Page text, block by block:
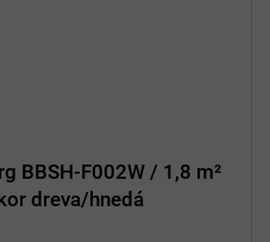
BBSH-F002W / 1,8 m²
dreva/hnedá